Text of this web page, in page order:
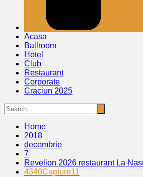
Acasa
Ballroom
Hotel
Club
Restaurant
Corporate
Craciun 2025
Home
2018
decembrie
7
Revelion 2026 restaurant La
4340Capture11